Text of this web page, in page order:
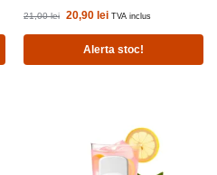
21,00lei 20,90 lei TVA inclus
Alerta stoc!